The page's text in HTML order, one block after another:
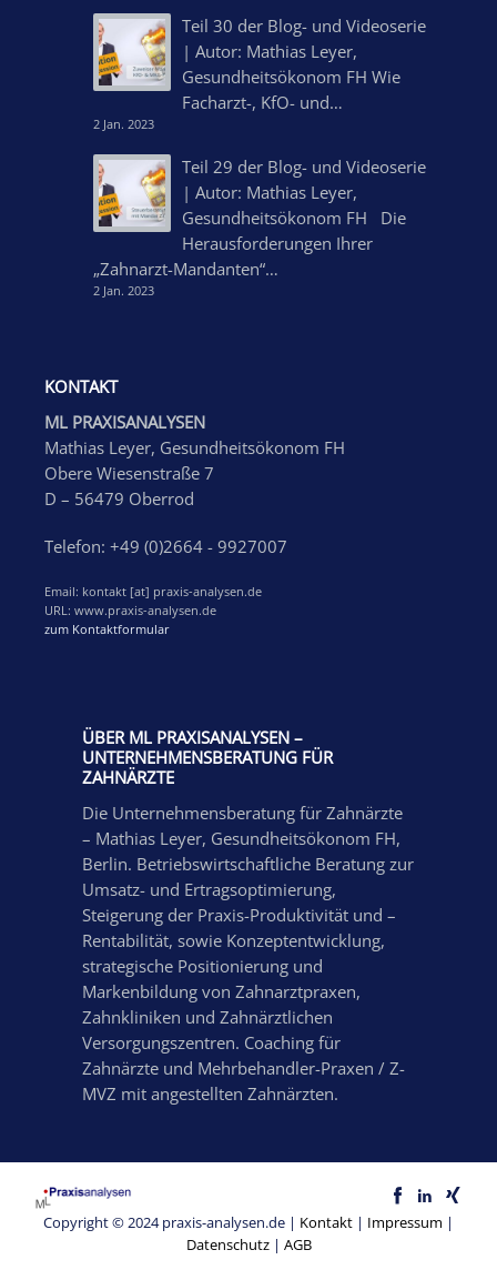
Teil 30 der Blog- und Videoserie
| Autor: Mathias Leyer,
Gesundheitsökonom FH Wie
Facharzt-, KfO- und…
2 Jan. 2023
Teil 29 der Blog- und Videoserie
| Autor: Mathias Leyer,
Gesundheitsökonom FH Die
Herausforderungen Ihrer
„Zahnarzt-Mandanten“…
2 Jan. 2023
KONTAKT
ML PRAXISANALYSEN
Mathias Leyer, Gesundheitsökonom FH
Obere Wiesenstraße 7
D – 56479 Oberrod
Telefon: +49 (0)2664 - 9927007
Email: kontakt [at] praxis-analysen.de
URL: www.praxis-analysen.de
zum Kontaktformular
ÜBER ML PRAXISANALYSEN –
UNTERNEHMENSBERATUNG FÜR
ZAHNÄRZTE
Die Unternehmensberatung für Zahnärzte
– Mathias Leyer, Gesundheitsökonom FH,
Berlin. Betriebswirtschaftliche Beratung zur
Umsatz- und Ertragsoptimierung,
Steigerung der Praxis-Produktivität und –
Rentabilität, sowie Konzeptentwicklung,
strategische Positionierung und
Markenbildung von Zahnarztpraxen,
Zahnkliniken und Zahnärztlichen
Versorgungszentren. Coaching für
Zahnärzte und Mehrbehandler-Praxen / Z-
MVZ mit angestellten Zahnärzten.
Copyright © 2024 praxis-analysen.de | Kontakt | Impressum |
Datenschutz| AGB